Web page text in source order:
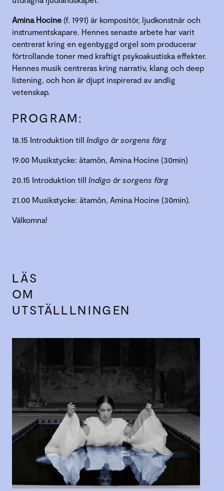
Amina Hocine (f. 1991) är kompositör, ljudkonstnär och
instrumentskapare. Hennes senaste arbete har varit
centrerat kring en egenbyggd orgel som producerar
förtrollande toner med kraftigt psykoakustiska effekter.
Hennes musik centreras kring narrativ, klang och deep
listening, och hon är djupt inspirerad av andlig
vetenskap.
PROGRAM:
18.15 Introduktion till Indigo är sorgens färg
19.00 Musikstycke: ātamōn, Amina Hocine (30min)
20.15 Introduktion till Indigo är sorgens färg
21.00 Musikstycke: ātamōn, Amina Hocine (30min).
Välkomna!
LÄS
OM
UTSTÄLLLNINGEN